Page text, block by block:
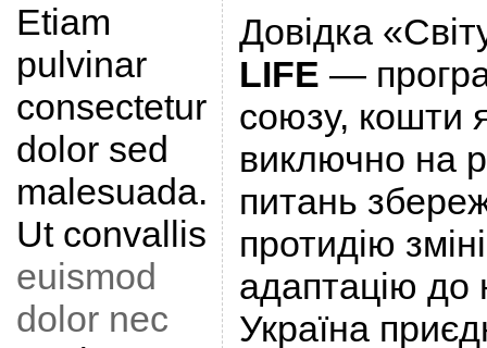
Etiam
pulvinar
consectetur
dolor sed
malesuada.
Ut convallis
euismod
dolor nec
Довідка
LIFE —
союзу, кошти
виключно на
питань
протидію
адаптацію до
Україна